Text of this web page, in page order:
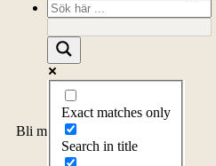
Exact matches only
Search in title
Bli medlem